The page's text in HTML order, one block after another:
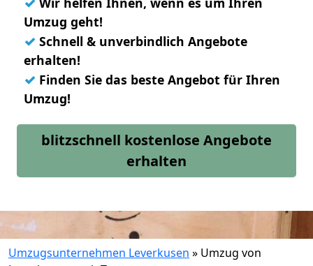
Umzug geht!
✓ Schnell & unverbindlich Angebote
erhalten!
✓ Finden Sie das beste Angebot für Ihren
Umzug!
blitzschnell kostenlose Angebote
erhalten
Umzugsunternehmen Leverkusen » Umzug von